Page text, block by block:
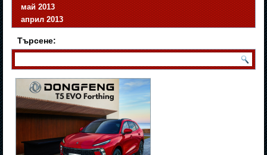
май 2013
април 2013
Търсене: